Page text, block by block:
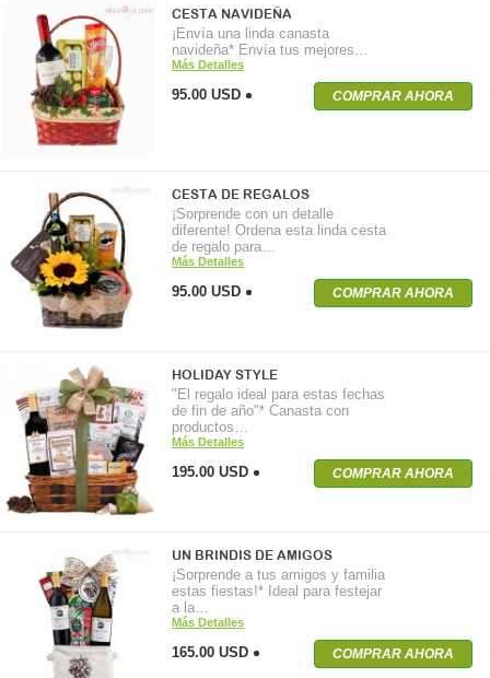
CESTA NAVIDEÑA
¡Envía una linda canasta
navideña* Envía tus mejores…
Más Detalles
95.00 USD COMPRAR AHORA
CESTA DE REGALOS
¡Sorprende con un detalle
diferente! Ordena esta linda cesta
de regalo para…
Más Detalles
95.00 USD COMPRAR AHORA
HOLIDAY STYLE
"El regalo ideal para estas fechas
de fin de año"* Canasta con
productos…
Más Detalles
195.00 USD COMPRAR AHORA
UN BRINDIS DE AMIGOS
¡Sorprende a tus amigos y familia
estas fiestas!* Ideal para festejar
a la…
Más Detalles
165.00 USD COMPRAR AHORA